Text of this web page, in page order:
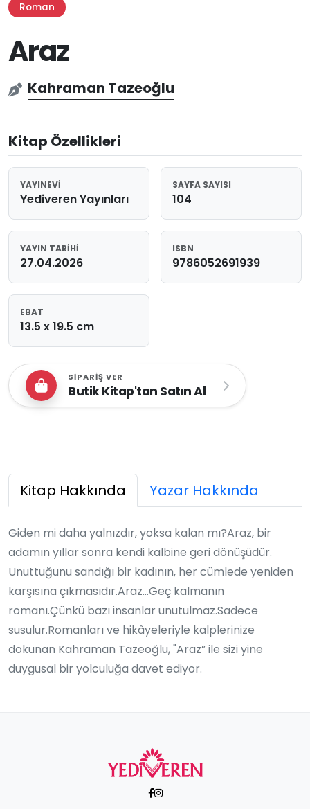
Roman
Araz
Kahraman Tazeoğlu
Kitap Özellikleri
YAYINEVI
Yediveren Yayınları
SAYFA SAYISI
104
YAYIN TARIHI
27.04.2026
ISBN
9786052691939
EBAT
13.5 x 19.5 cm
SIPARIŞ VER
Butik Kitap'tan Satın Al
Kitap Hakkında Yazar Hakkında
Giden mi daha yalnızdır, yoksa kalan mı?Araz, bir
adamın yıllar sonra kendi kalbine geri dönüşüdür.
Unuttuğunu sandığı bir kadının, her cümlede yeniden
karşısına çıkmasıdır.Araz...Geç kalmanın
romanı.Çünkü bazı insanlar unutulmaz.Sadece
susulur.Romanları ve hikâyeleriyle kalplerinize
dokunan Kahraman Tazeoğlu, "Araz” ile sizi yine
duygusal bir yolculuğa davet ediyor.